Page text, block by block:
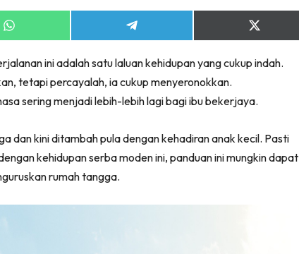
Share
on
Share
on
Share
on
(Twitter)
ini adalah satu laluan kehidupan yang cukup indah.
tetapi percayalah, ia cukup menyeronokkan.
sering menjadi lebih-lebih lagi bagi ibu bekerjaya.
dan kini ditambah pula dengan kehadiran anak kecil. Pasti
kehidupan serba moden ini, panduan ini mungkin dapat
rumah tangga.